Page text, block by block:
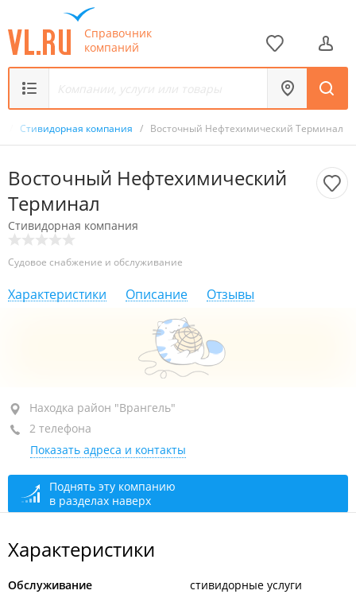
Справочник
компаний
Стивидорная компания / Восточный Нефтехимический Терминал
Восточный Нефтехимический
Терминал
Стивидорная компания
Судовое снабжение и обслуживание
Характеристики Описание Отзывы
Находка, район "Врангель", ул. Базовая (п.
Врангель), 16А
+7 (4236) 66-43-69 многоканальный
+7 (4236) 66-43-16отдел бухгалтерии
сегодня закрыто
Находка район "Врангель"
2 телефона
Показать адреса и контакты
Поднять эту компанию
в разделах наверх
Характеристики
Обслуживание стивидорные услуги